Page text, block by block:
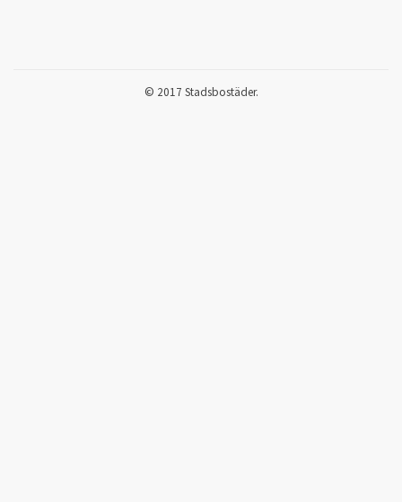
© 2017 Stadsbostäder.